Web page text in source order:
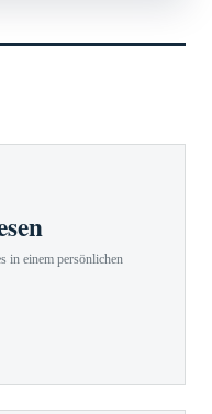
in einem persönlichen